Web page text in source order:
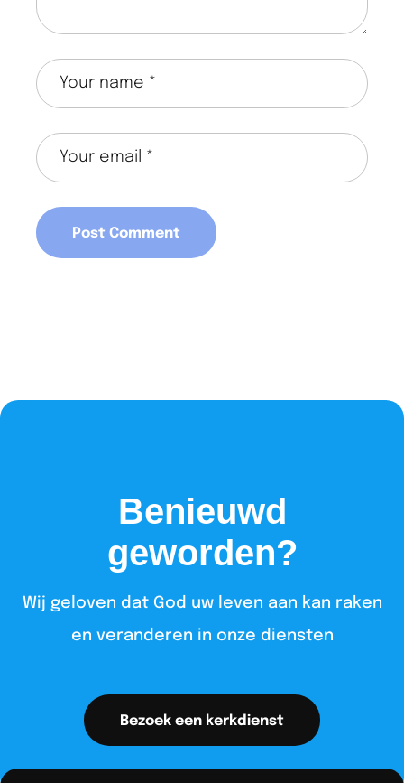
Benieuwd
geworden?
Wij geloven dat God uw leven aan kan raken
en veranderen in onze diensten​
Bezoek een kerkdienst